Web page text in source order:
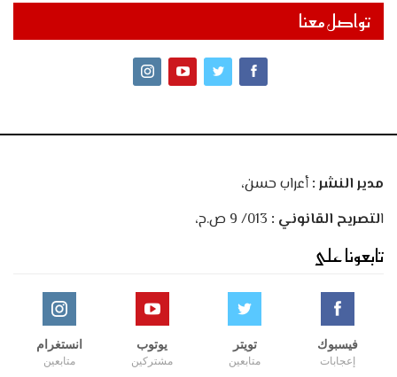
تواصل معنا
مدير النشر :أعراب حسن،
التصريح القانوني :
تابعونا على
فيسبوك
إعجابات
تويتر
متابعين
يوتوب
مشتركين
انستغرام
متابعين